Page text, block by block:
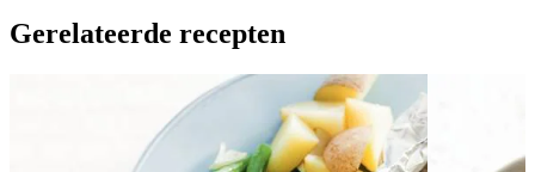
Gerelateerde recepten